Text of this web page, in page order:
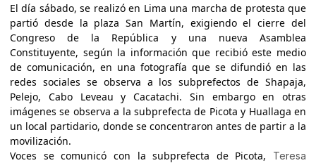
El día sábado, se realizó en Lima una marcha de protesta que
partió desde la plaza San Martín, exigiendo el cierre del
Congreso de la República y una nueva Asamblea
Constituyente, según la información que recibió este medio
de comunicación, en una fotografía que se difundió en las
redes sociales se observa a los subprefectos de Shapaja,
Pelejo, Cabo Leveau y Cacatachi. Sin embargo en otras
imágenes se observa a la subprefecta de Picota y Huallaga en
un local partidario, donde se concentraron antes de partir a la
movilización.
Voces se comunicó con la subprefecta de Picota,
Teresa